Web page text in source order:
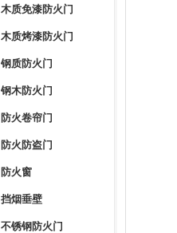
木质免漆防火门
木质烤漆防火门
钢质防火门
钢木防火门
防火卷帘门
防火防盗门
防火窗
挡烟垂壁
不锈钢防火门